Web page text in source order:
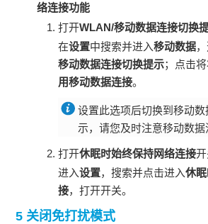
络连接功能
打开WLAN/移动数据连接切换
在设置中搜索并进入移动数据
移动数据连接切换提示；点击
用移动数据连接。
设置此选项后切换到移动
示，请您及时注意移动数据
打开休眠时始终保持网络连接
进入设置，搜索并点击进入休
接，打开开关。
5 关闭免打扰模式